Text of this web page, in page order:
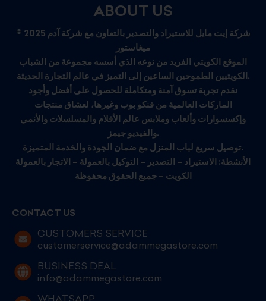
ABOUT US
© 2025 شركة إيت مايل للاستيراد والتصدير بالتعاون مع شركة آدم
ميغاستور
الموقع الكويتي الفريد من نوعه الذي أسسه مجموعة من الشباب
الكويتيين الطموحين الساعين إلى التميز في عالم التجارة الحديثة.
نقدم تجربة تسوق آمنة ومتكاملة للحصول على أفضل وأجود
الماركات العالمية من فنكو بوب وغيرها، لعشاق منتجات
وإكسسوارات وألعاب وملابس عالم الأفلام والمسلسلات والأنمي
والفيديو جيمز.
توصيل سريع لباب المنزل مع ضمان الجودة والخدمة المتميزة.
الأنشطة: الاستيراد – التصدير – التوكيل بالعمولة – الاتجار بالعمولة
الكويت – جميع الحقوق محفوظة
CONTACT US
CUSTOMERS SERVICE
customerservice@adammegastore.com
BUSINESS DEAL
info@adammegastore.com